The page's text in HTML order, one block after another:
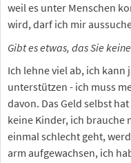
weil es unter Menschen
wird, darf ich mir
Gibt es etwas, das Sie
Ich lehne viel ab, ich
unterstützen - ich muss
davon. Das Geld selbst
keine Kinder, ich brauche
einmal schlecht geht,
arm aufgewachsen, ich